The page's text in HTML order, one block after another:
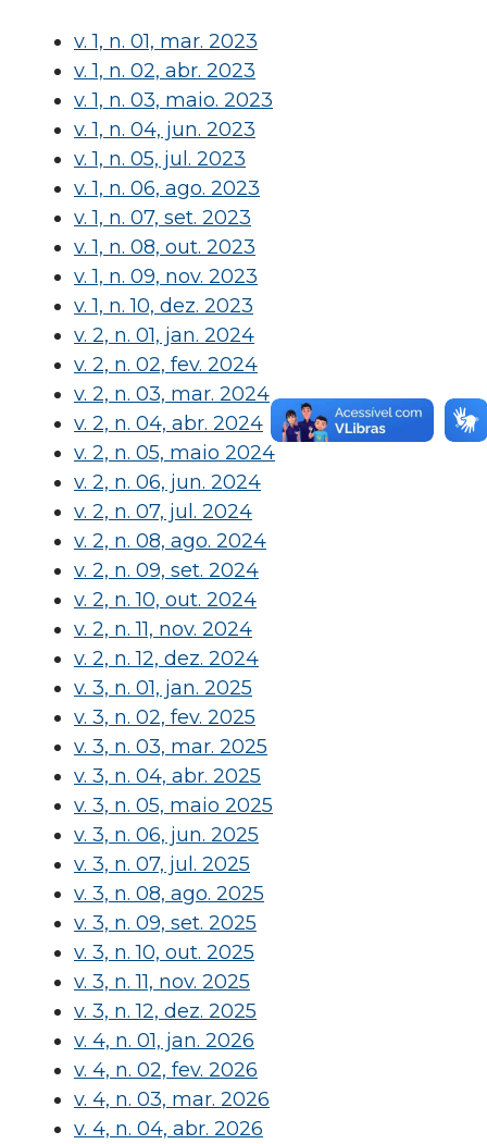
v. 1, n. 01, mar. 2023
v. 1, n. 02, abr. 2023
v. 1, n. 03, maio. 2023
v. 1, n. 04, jun. 2023
v. 1, n. 05, jul. 2023
v. 1, n. 06, ago. 2023
v. 1, n. 07, set. 2023
v. 1, n. 08, out. 2023
v. 1, n. 09, nov. 2023
v. 1, n. 10, dez. 2023
v. 2, n. 01, jan. 2024
v. 2, n. 02, fev. 2024
v. 2, n. 03, mar. 2024
v. 2, n. 04, abr. 2024
v. 2, n. 05, maio 2024
v. 2, n. 06, jun. 2024
v. 2, n. 07, jul. 2024
v. 2, n. 08, ago. 2024
v. 2, n. 09, set. 2024
v. 2, n. 10, out. 2024
v. 2, n. 11, nov. 2024
v. 2, n. 12, dez. 2024
v. 3, n. 01, jan. 2025
v. 3, n. 02, fev. 2025
v. 3, n. 03, mar. 2025
v. 3, n. 04, abr. 2025
v. 3, n. 05, maio 2025
v. 3, n. 06, jun. 2025
v. 3, n. 07, jul. 2025
v. 3, n. 08, ago. 2025
v. 3, n. 09, set. 2025
v. 3, n. 10, out. 2025
v. 3, n. 11, nov. 2025
v. 3, n. 12, dez. 2025
v. 4, n. 01, jan. 2026
v. 4, n. 02, fev. 2026
v. 4, n. 03, mar. 2026
v. 4, n. 04, abr. 2026